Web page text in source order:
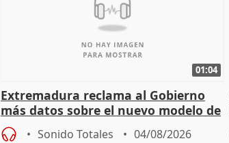
01:04
Extremadura reclama al Gobierno
más datos sobre el nuevo modelo de
financiación
Sonido Totales 04/08/2026